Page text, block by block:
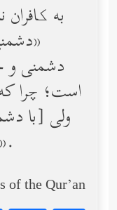
دشمنى و
است؛ چرا
ولى [با
توحیدی را] انكار مى‌كردید».
the Qur’an: